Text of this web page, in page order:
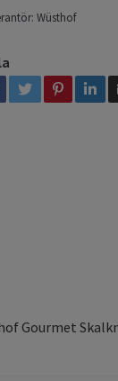
Wüsthof
Gourmet